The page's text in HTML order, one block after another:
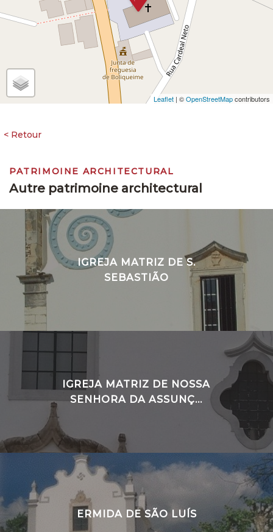
Leaflet | ©OpenStreetMapcontributors
PATRIMOINE ARCHITECTURAL
Autre patrimoine architectural
IGREJA MATRIZ DE S.
SEBASTIÃO
IGREJA MATRIZ DE NOSSA
SENHORA DA ASSUNÇ...
ERMIDA DE SÃO LUÍS